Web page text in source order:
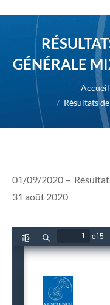
GÉNÉRALE
Vous êtes ici : Accueil
Résultats
01/09/2020 –
31 août 2020